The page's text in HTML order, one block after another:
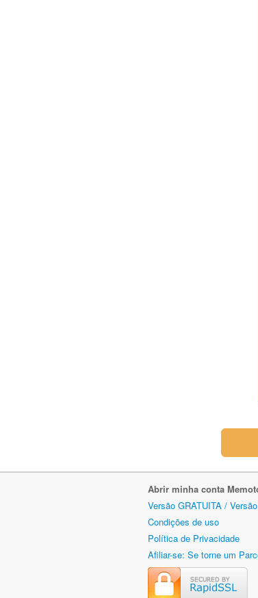
Abrir minha conta
Versão GRATUITA /
Condições de uso
Política de Privacidade
Afiliar-se: Se torne um